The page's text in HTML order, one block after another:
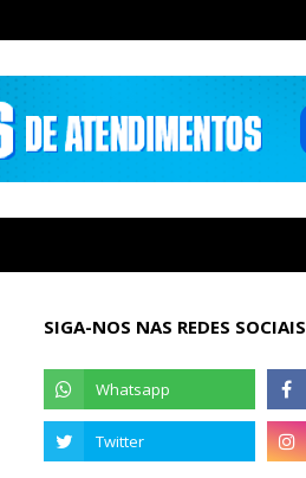
SIGA-NOS NAS REDES SOCIAIS